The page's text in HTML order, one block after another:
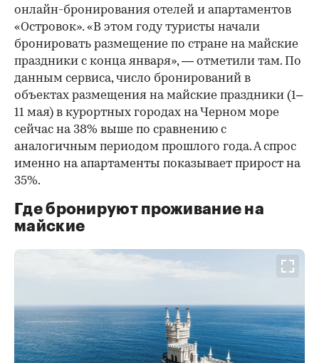
онлайн-бронирования отелей и апартаментов
«Островок». «В этом году туристы начали
бронировать размещение по стране на майские
праздники с конца января», — отметили там. По
данным сервиса, число бронирований в
объектах размещения на майские праздники (1–
11 мая) в курортных городах на Черном море
сейчас на 38% выше по сравнению с
аналогичным периодом прошлого года. А спрос
именно на апартаменты показывает прирост на
35%.
Где бронируют проживание на
майские